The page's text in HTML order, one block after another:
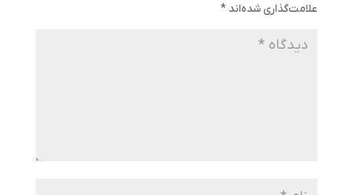
علامت‌گذاری شده‌اند *